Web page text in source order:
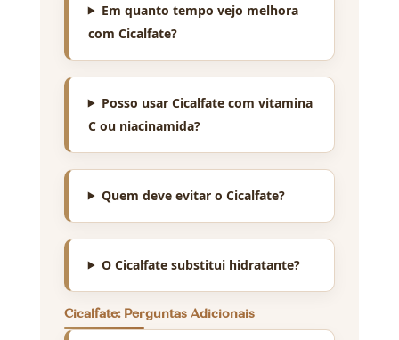
Em quanto tempo vejo melhora
com Cicalfate?
Posso usar Cicalfate com vitamina
C ou niacinamida?
Quem deve evitar o Cicalfate?
O Cicalfate substitui hidratante?
Cicalfate: Perguntas Adicionais